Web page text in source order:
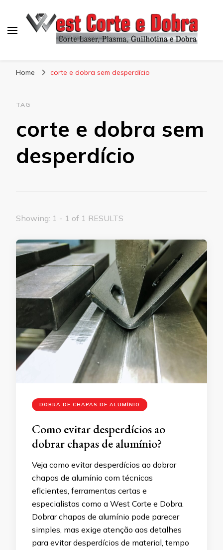
Home corte e dobra sem desperdício
TAG
corte e dobra sem
desperdício
Showing: 1 - 1 of 1 RESULTS
DOBRA DE CHAPAS DE ALUMÍNIO
Como evitar desperdícios ao
dobrar chapas de alumínio?
Veja como evitar desperdícios ao dobrar
chapas de alumínio com técnicas
eficientes, ferramentas certas e
especialistas como a West Corte e Dobra.
Dobrar chapas de alumínio pode parecer
simples, mas exige atenção aos detalhes
para evitar desperdícios de material, tempo